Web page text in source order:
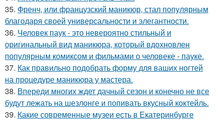
35. Френч, или французский маникюр, стал популярным
благодаря своей универсальности и элегантности.
36. Человек паук - это невероятно стильный и
оригинальный вид маникюра, который вдохновлен
популярным комиксом и фильмами о человеке - пауке.
37. Как правильно подобрать форму для ваших ногтей
на процедуре маникюра у мастера.
38. Впереди многих ждет дачный сезон и конечно не все
будут лежать на шезлонге и попивать вкусный коктейль.
39. Какие современные музеи есть в Екатеринбурге